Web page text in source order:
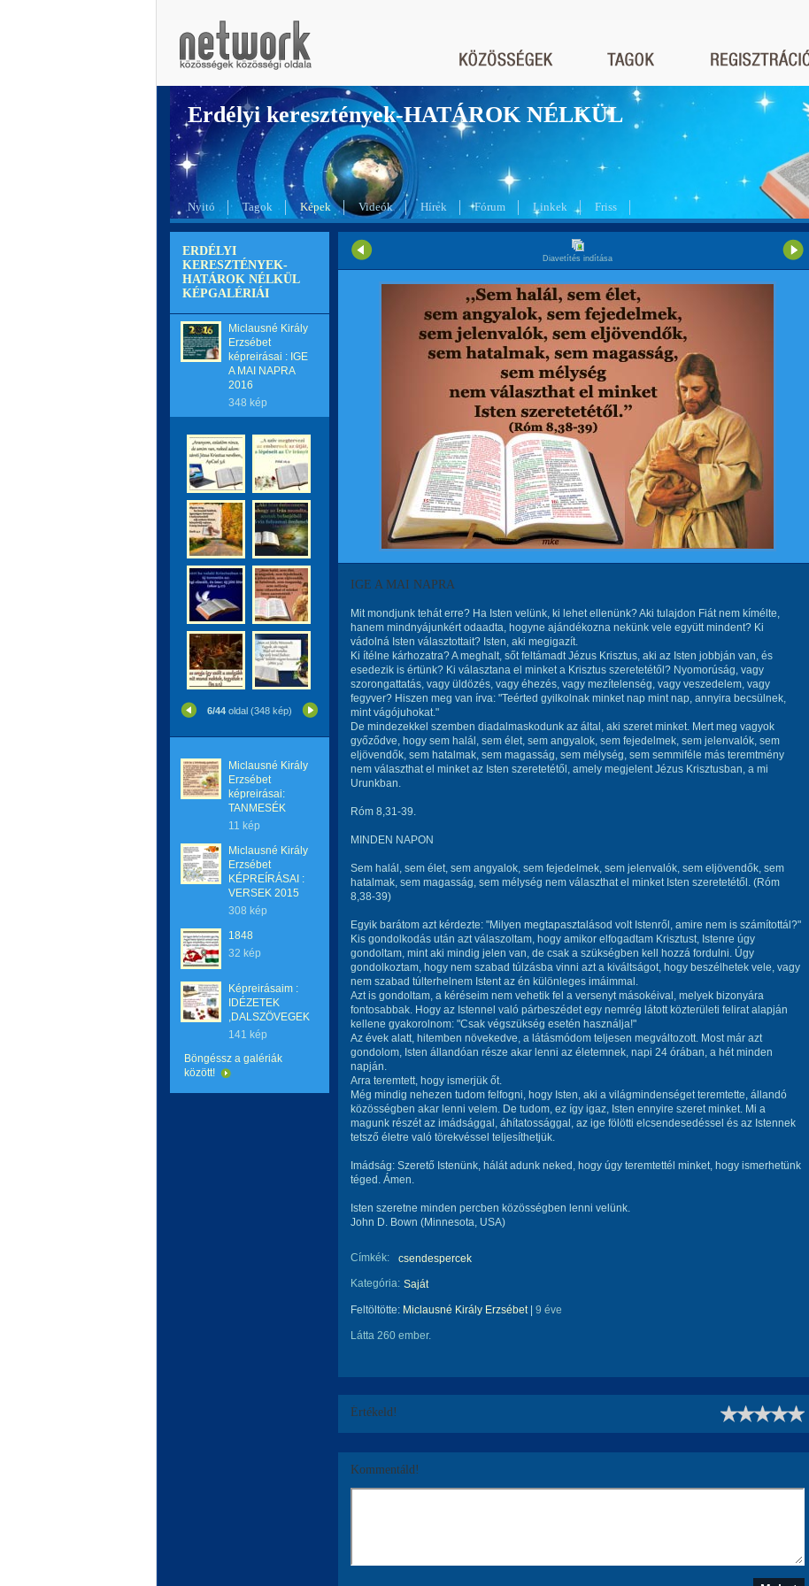
Erdélyi keresztények-HATÁROK NÉLKÜL
Nyitó Tagok Képek Videók Hírek Fórum Linkek Friss
ERDÉLYI
KERESZTÉNYEK-
HATÁROK NÉLKÜL
KÉPGALÉRIÁI
Miclausné Király
Erzsébet
képreirásai : IGE
A MAI NAPRA
2016
348 kép
6/44 oldal (348 kép)
Miclausné Király
Erzsébet
képreirásai:
TANMESÉK
11 kép
Miclausné Király
Erzsébet
KÉPREÍRÁSAI :
VERSEK 2015
308 kép
1848
32 kép
Képreirásaim :
IDÉZETEK
,DALSZÖVEGEK
141 kép
Böngéssz a galériák
között!
Diavetítés indítása
IGE A MAI NAPRA
Mit mondjunk tehát erre? Ha Isten velünk, ki lehet ellenünk? Aki tulajdon Fiát nem kímélte,
hanem mindnyájunkért odaadta, hogyne ajándékozna nekünk vele együtt mindent? Ki
vádolná Isten választottait? Isten, aki megigazít.
Ki ítélne kárhozatra? A meghalt, sőt feltámadt Jézus Krisztus, aki az Isten jobbján van, és
esedezik is értünk? Ki választana el minket a Krisztus szeretetétől? Nyomorúság, vagy
szorongattatás, vagy üldözés, vagy éhezés, vagy mezítelenség, vagy veszedelem, vagy
fegyver? Hiszen meg van írva: "Teérted gyilkolnak minket nap mint nap, annyira becsülnek,
mint vágójuhokat."
De mindezekkel szemben diadalmaskodunk az által, aki szeret minket. Mert meg vagyok
győződve, hogy sem halál, sem élet, sem angyalok, sem fejedelmek, sem jelenvalók, sem
eljövendők, sem hatalmak, sem magasság, sem mélység, sem semmiféle más teremtmény
nem választhat el minket az Isten szeretetétől, amely megjelent Jézus Krisztusban, a mi
Urunkban.
Róm 8,31-39.
MINDEN NAPON
Sem halál, sem élet, sem angyalok, sem fejedelmek, sem jelenvalók, sem eljövendők, sem
hatalmak, sem magasság, sem mélység nem választhat el minket Isten szeretetétől. (Róm
8,38-39)
Egyik barátom azt kérdezte: "Milyen megtapasztalásod volt Istenről, amire nem is számítottál?"
Kis gondolkodás után azt válaszoltam, hogy amikor elfogadtam Krisztust, Istenre úgy
gondoltam, mint aki mindig jelen van, de csak a szükségben kell hozzá fordulni. Úgy
gondolkoztam, hogy nem szabad túlzásba vinni azt a kiváltságot, hogy beszélhetek vele, vagy
nem szabad túlterhelnem Istent az én különleges imáimmal.
Azt is gondoltam, a kéréseim nem vehetik fel a versenyt másokéival, melyek bizonyára
fontosabbak. Hogy az Istennel való párbeszédet egy nemrég látott közterületi felirat alapján
kellene gyakorolnom: "Csak végszükség esetén használja!"
Az évek alatt, hitemben növekedve, a látásmódom teljesen megváltozott. Most már azt
gondolom, Isten állandóan része akar lenni az életemnek, napi 24 órában, a hét minden
napján.
Arra teremtett, hogy ismerjük őt.
Még mindig nehezen tudom felfogni, hogy Isten, aki a világmindenséget teremtette, állandó
közösségben akar lenni velem. De tudom, ez így igaz, Isten ennyire szeret minket. Mi a
magunk részét az imádsággal, áhítatossággal, az ige fölötti elcsendesedéssel és az Istennek
tetsző életre való törekvéssel teljesíthetjük.
Imádság: Szerető Istenünk, hálát adunk neked, hogy úgy teremtettél minket, hogy ismerhetünk
téged. Ámen.
Isten szeretne minden percben közösségben lenni velünk.
John D. Bown (Minnesota, USA)
Címkék:
csendespercek
Kategória: Saját
Feltöltötte: Miclausné Király Erzsébet| 9 éve
Látta 260 ember.
Értékeld!
Kommentáld!